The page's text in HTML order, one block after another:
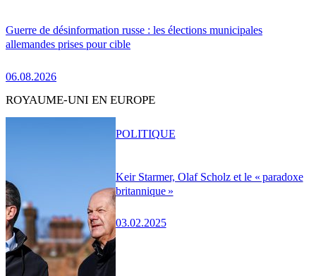
Guerre de désinformation russe : les élections municipales
allemandes prises pour cible
06.08.2026
ROYAUME-UNI EN EUROPE
Keir Starmer, Olaf Scholz et le « paradoxe
britannique »
03.02.2025
POLITIQUE